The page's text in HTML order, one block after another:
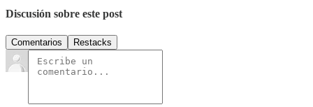
Discusión sobre este post
Comentarios Restacks